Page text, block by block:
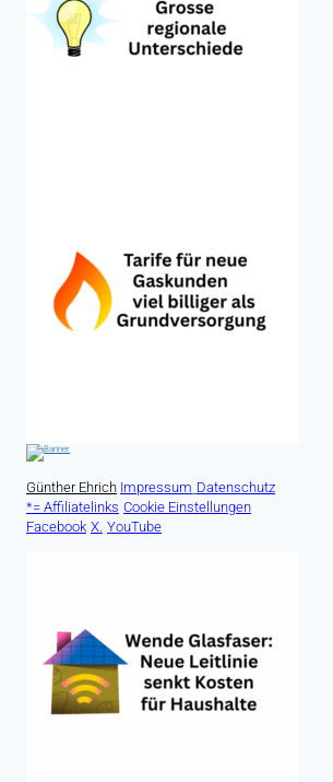
Günther Ehrich Impressum Datenschutz
*= Affiliatelinks Cookie Einstellungen
Facebook X. YouTube